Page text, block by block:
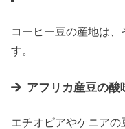
コーヒー豆の産地は、
す。
アフリカ産豆の酸
エチオピアやケニア